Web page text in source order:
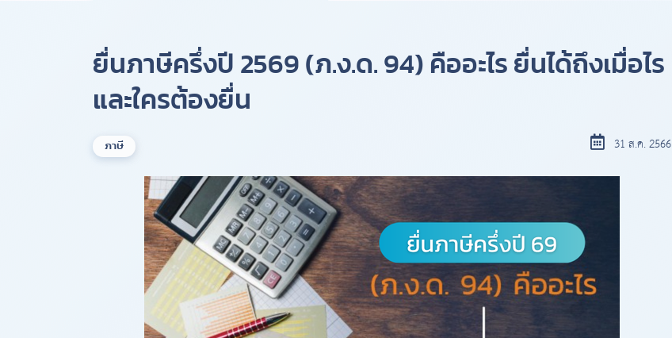
ยื่นภาษีครึ่งปี 2569 (ภ.ง.ด. 94) คืออะไร ยื่นได้ถึงเมื่อไร
และใครต้องยื่น
ภาษี 31 ส.ค. 2566